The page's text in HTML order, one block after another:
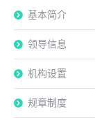
基本简介
领导信息
机构设置
规章制度